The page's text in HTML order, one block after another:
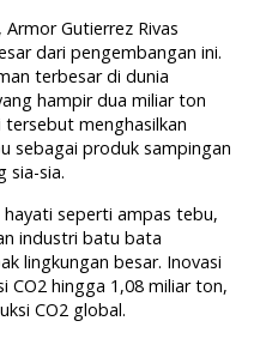
Gutierrez Rivas
dari pengembangan ini.
terbesar di dunia
hampir dua miliar ton
menghasilkan
sebagai produk sampingan
sia-sia.
seperti ampas tebu,
industri batu bata
lingkungan besar. Inovasi
CO2 hingga 1,08 miliar ton,
CO2 global.